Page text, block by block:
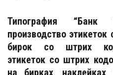
Типография
производство этикеток
бирок со штрих
этикеток со штрих
на бирках, наклейках